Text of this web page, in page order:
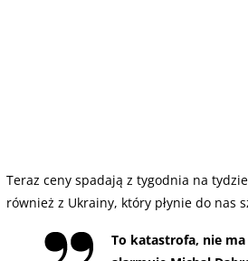
Teraz ceny spadają z tygodnia na
również z Ukrainy, który płynie do nas
To katastrofa, nie